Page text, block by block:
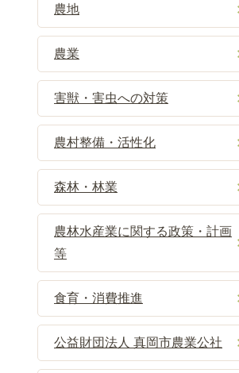
農地
農業
害獣・害虫への対策
農村整備・活性化
森林・林業
農林水産業に関する政策・計画
等
食育・消費推進
公益財団法人 真岡市農業公社